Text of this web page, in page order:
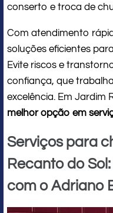
conserto e troca de
Com atendimento
soluções eficientes
Evite riscos e
confiança, que
excelência. Em Jardim
melhor opção em
Serviços para
Recanto do
com o Adriano